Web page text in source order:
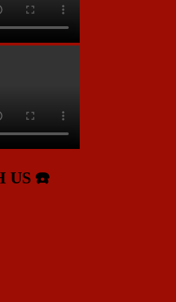
US ☎️